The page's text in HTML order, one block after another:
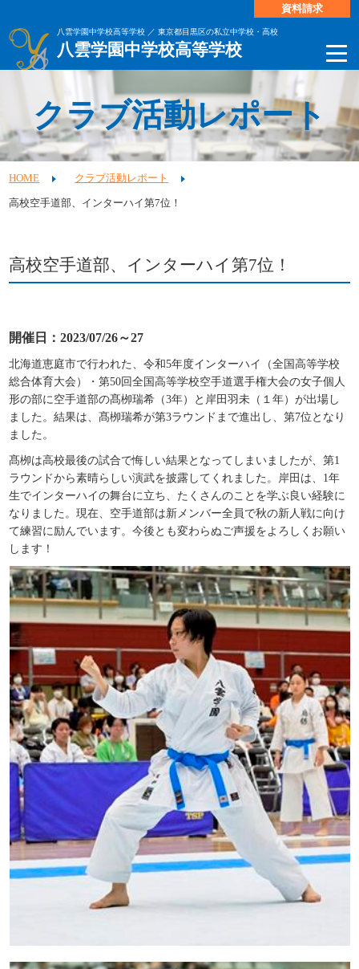
八雲学園中学校高等学校 ／ 東京都目黒区の私立中学校・高校
八雲学園中学校高等学校
資料請求
クラブ活動レポート
HOME クラブ活動レポート
高校空手道部、インターハイ第7位！
高校空手道部、インターハイ第7位！
開催日：2023/07/26～27
北海道恵庭市で行われた、令和5年度インターハイ（全国高等学校
総合体育大会）・第50回全国高等学校空手道選手権大会の女子個人
形の部に空手道部の髙栁瑞希（3年）と岸田羽未（１年）が出場し
ました。結果は、髙栁瑞希が第3ラウンドまで進出し、第7位となり
ました。
髙栁は高校最後の試合で悔しい結果となってしまいましたが、第1
ラウンドから素晴らしい演武を披露してくれました。岸田は、 1年
生でインターハイの舞台に立ち、たくさんのことを学ぶ良い経験に
なりました。現在、空手道部は新メンバー全員で秋の新人戦に向け
て練習に励んでいます。今後とも変わらぬご声援をよろしくお願い
します！